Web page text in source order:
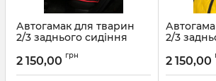
Автогамак для тварин
2/3 заднього сидіння
стропа
2 150,00 грн
2/3
стропа
2 150,00